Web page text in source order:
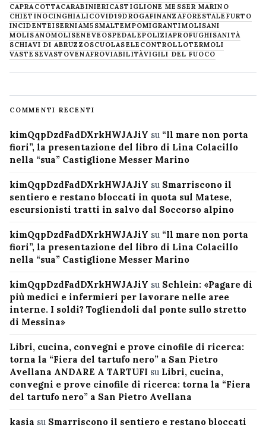
CAPRACOTTACARABINIERICASTIGLIONE MESSER MARINO
CHIETINOCINGHIALICOVID19DROGAFINANZAFORESTALE FURTO
INCIDENTEISERNIAM5SMALTEMPOMIGRANTIMOLISANI
MOLISANOMOLISENEVE OSPEDALEPOLIZIAPROFUGHISANITÀ
SCHIAVI DI ABRUZZOSCUOLASELECONTROLLOTERMOLI
VASTESEVASTOVENAFROVIABILITÀVIGILI DEL FUOCO
COMMENTI RECENTI
kimQqpDzdFadDXrkHWJAJiY su “Il mare non porta
fiori”, la presentazione del libro di Lina Colacillo
nella “sua” Castiglione Messer Marino
kimQqpDzdFadDXrkHWJAJiY su Smarriscono il
sentiero e restano bloccati in quota sul Matese,
escursionisti tratti in salvo dal Soccorso alpino
kimQqpDzdFadDXrkHWJAJiY su “Il mare non porta
fiori”, la presentazione del libro di Lina Colacillo
nella “sua” Castiglione Messer Marino
kimQqpDzdFadDXrkHWJAJiY su Schlein: «Pagare di
più medici e infermieri per lavorare nelle aree
interne. I soldi? Togliendoli dal ponte sullo stretto
di Messina»
Libri, cucina, convegni e prove cinofile di ricerca:
torna la “Fiera del tartufo nero” a San Pietro
Avellana ANDARE A TARTUFI su Libri, cucina,
convegni e prove cinofile di ricerca: torna la “Fiera
del tartufo nero” a San Pietro Avellana
kasia su Smarriscono il sentiero e restano bloccati